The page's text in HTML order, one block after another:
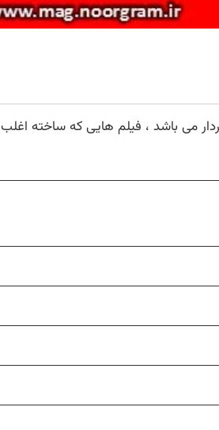
می باشد ، فیلم هایی که ساخته اغلب